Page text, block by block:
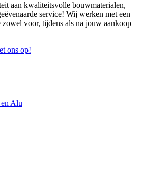
aan kwaliteitsvolle bouwmaterialen,
service! Wij werken met een
zowel voor, tijdens als na jouw aankoop
ons op!
Alu